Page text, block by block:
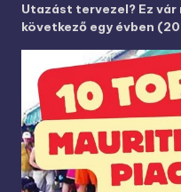
Utazást tervezel? Ez
következő egy évben